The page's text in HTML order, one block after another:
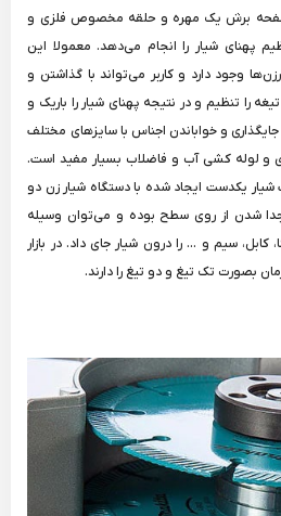
صفحه برش یک مهره و حلقه مخصوص فلزی و
پهنای شیار را انجام می‌دهد. معمولا این
وجود دارد و کاربر می‌تواند با گذاشتن و
را تنظیم و در نتیجه پهنای شیار را باریک و
و خواباندن اجناس با سایزهای مختلف
و لوله کشی آب و فاضلاب بسیار مفید است.
یکدست ایجاد شده با دستگاه شیار زن دو
جدا شدن از روی سطح بوده و می‌توان وسیله
سیم و ... را درون شیار جای داد. در بازار
بصورت تک تیغ و دو تیغ را دارند.